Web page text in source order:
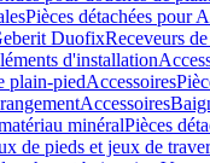
Pièces détachées pour
DuofixReceveurs
d'installation
plain-piedAccessoires
Accessoires
minéralPièces
de pieds et jeux de